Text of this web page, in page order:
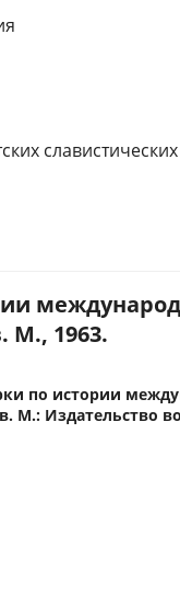
М., 1963.
по истории
М.: Издательство